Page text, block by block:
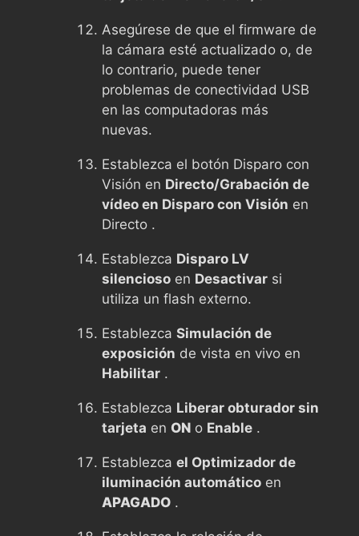
Asegúrese de que el firmware de
la cámara esté actualizado o, de
lo contrario, puede tener
problemas de conectividad USB
en las computadoras más
nuevas.
Establezca el botón Disparo con
Visión en Directo/Grabación de
vídeo en Disparo con Visión en
Directo .
Establezca Disparo LV
silencioso en Desactivar si
utiliza un flash externo.
Establezca Simulación de
exposición de vista en vivo en
Habilitar .
Establezca Liberar obturador sin
tarjeta en ON o Enable .
Establezca el Optimizador de
iluminación automático en
APAGADO .